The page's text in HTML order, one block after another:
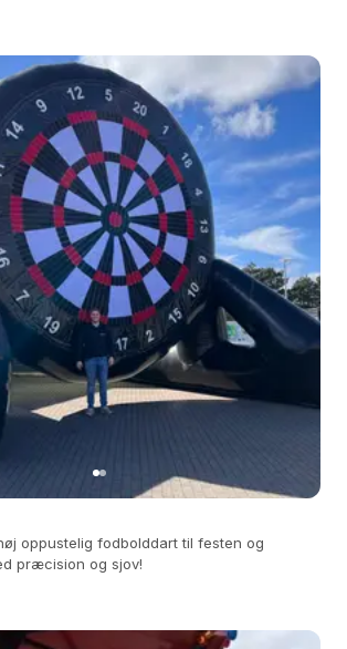
oppustelig fodbolddart til festen og
præcision og sjov!